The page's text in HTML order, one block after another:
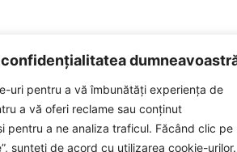
uri pentru a vă îmbunătăți experiența de
a vă oferi reclame sau conținut
pentru a ne analiza traficul. Făcând clic pe
sunteți de acord cu utilizarea cookie-urilor.
Developed bySmartSeoPack.com